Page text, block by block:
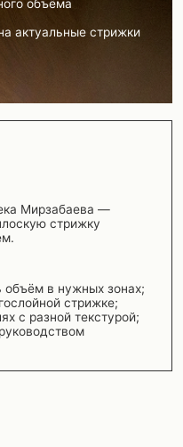
—
стрижку
текстурой;